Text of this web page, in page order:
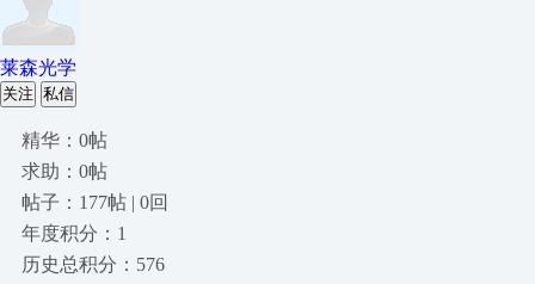
莱森光学
关注 私信
精华：0帖
求助：0帖
帖子：177帖 | 0回
年度积分：1
历史总积分：576